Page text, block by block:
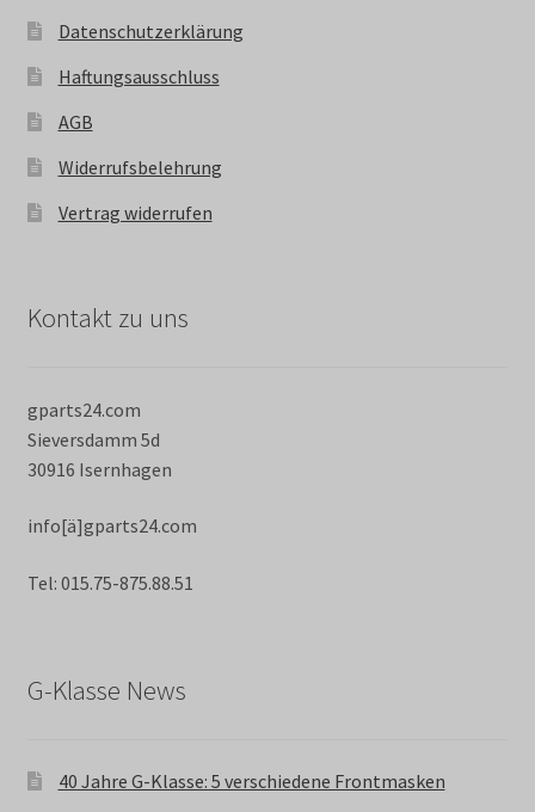
Datenschutzerklärung
Haftungsausschluss
AGB
Widerrufsbelehrung
Vertrag widerrufen
Kontakt zu uns
gparts24.com
Sieversdamm 5d
30916 Isernhagen
info[ä]gparts24.com
Tel: 015.75-875.88.51
G-Klasse News
40 Jahre G-Klasse: 5 verschiedene Frontmasken